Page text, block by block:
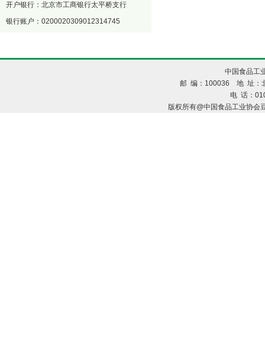
开户银行：北京市工商银行太平桥支行
银行账户：0200020309012314745
中国食品工
邮 编：100036 地 址：
电 话：
版权所有@中国食品工业协